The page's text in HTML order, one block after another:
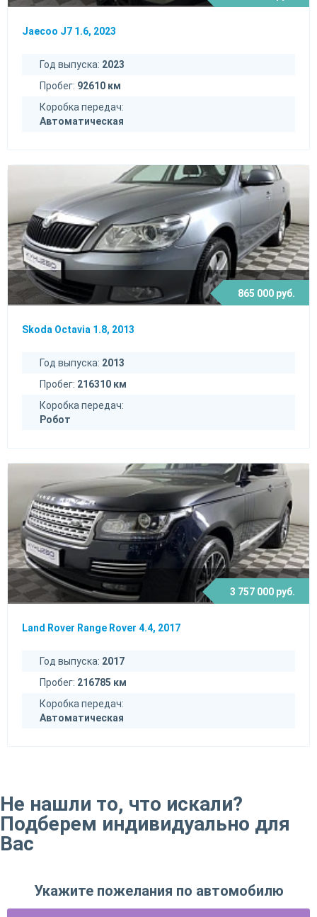
Jaecoo J7 1.6, 2023
Год выпуска: 2023
Пробег: 92610 км
Коробка передач:
Автоматическая
865 000 руб.
Skoda Octavia 1.8, 2013
Год выпуска: 2013
Пробег: 216310 км
Коробка передач:
Робот
3 757 000 руб.
Land Rover Range Rover 4.4, 2017
Год выпуска: 2017
Пробег: 216785 км
Коробка передач:
Автоматическая
Не нашли то, что искали?
Подберем индивидуально для
Вас
Укажите пожелания по автомобилю